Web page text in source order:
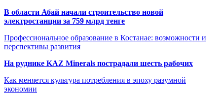
В области Абай начали строительство новой
электростанции за 759 млрд тенге
Профессиональное образование в Костанае: возможности и
перспективы развития
На руднике KAZ Minerals пострадали шесть рабочих
Как меняется культура потребления в эпоху разумной
экономии